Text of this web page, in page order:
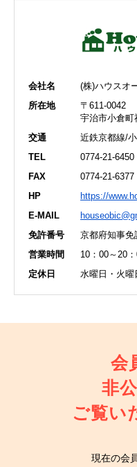
会社名
(株)ハウスオ
所在地
〒611-0042
宇治市小倉町
交通
近鉄京都線/
TEL
0774-21-6450
FAX
0774-21-6377
HP
https://
E-MAIL
免許番号
京都府知事免
営業時間
10：00～20
定休日
水曜日・火曜
会
非
ご覧い
現在の会